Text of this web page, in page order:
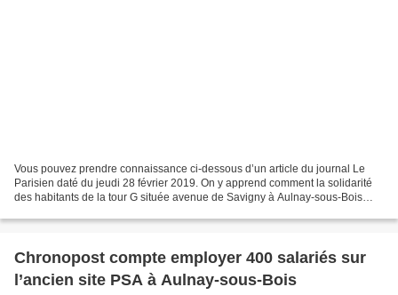
Vous pouvez prendre connaissance ci-dessous d’un article du journal Le
Parisien daté du jeudi 28 février 2019. On y apprend comment la solidarité
des habitants de la tour G située avenue de Savigny à Aulnay-sous-Bois
Chronopost compte employer 400 salariés sur
l’ancien site PSA à Aulnay-sous-Bois